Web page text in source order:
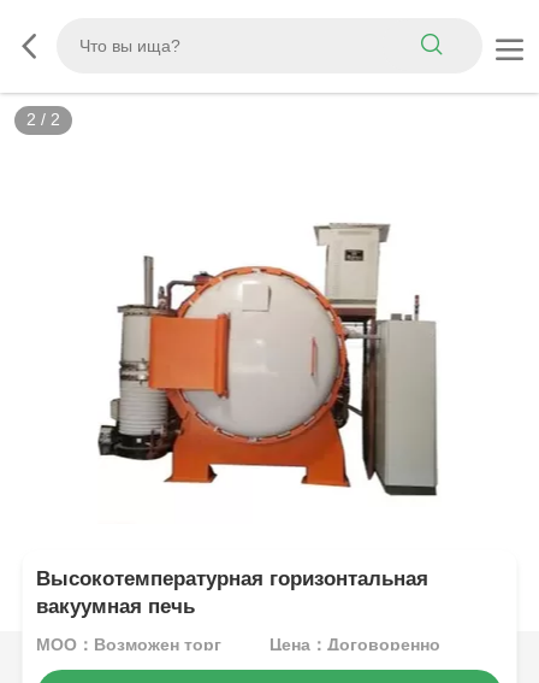
2 / 2
Высокотемпературная горизонтальная
вакуумная печь
MOQ：Возможен торг Цена：Договоренно